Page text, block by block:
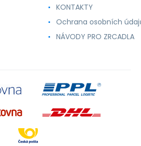
KONTAKTY
Ochrana osobních
NÁVODY PRO ZRCADLA